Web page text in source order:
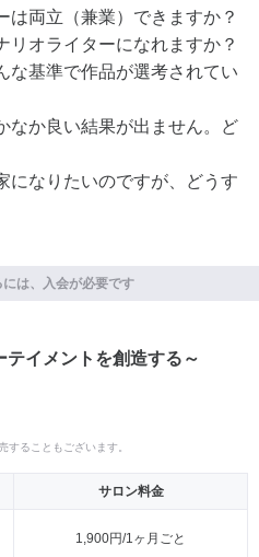
は両立（兼業）できますか？
リオライターになれますか？
な基準で作品が選考されてい
なか良い結果が出ません。ど
になりたいのですが、どうす
は、入会が必要です
イメントを創造する～
することもございます。
サロン料金
1,900円/1ヶ月ごと